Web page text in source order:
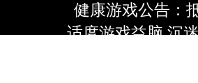
健康游戏公告：
适度游戏益脑 沉